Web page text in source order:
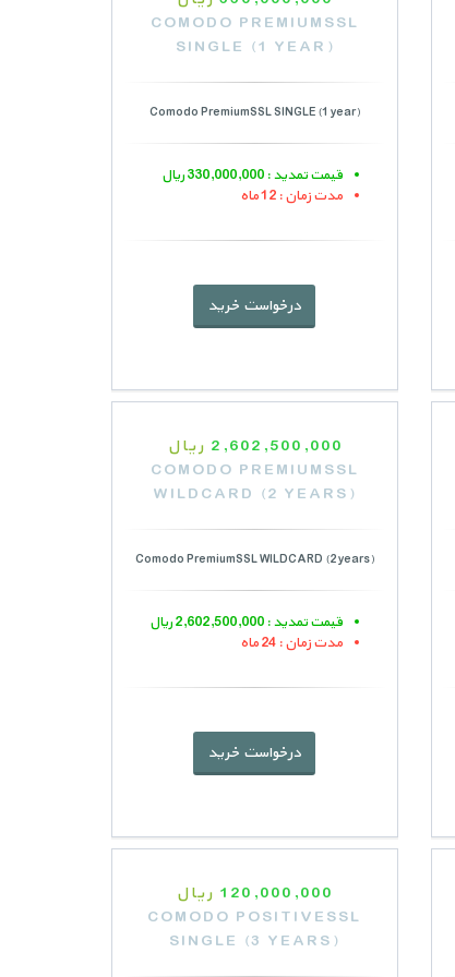
COMODO PREMIUMSSL
SINGLE (1 YEAR)
Comodo PremiumSSL SINGLE (1 year)
قیمت تمدید : 330,000,000 ریال
مدت زمان : 12 ماه
درخواست خرید
2,602,500,000 ریال
COMODO PREMIUMSSL
WILDCARD (2 YEARS)
Comodo PremiumSSL WILDCARD (2 years)
قیمت تمدید : 2,602,500,000 ریال
مدت زمان : 24 ماه
درخواست خرید
120,000,000 ریال
COMODO POSITIVESSL
SINGLE (3 YEARS)